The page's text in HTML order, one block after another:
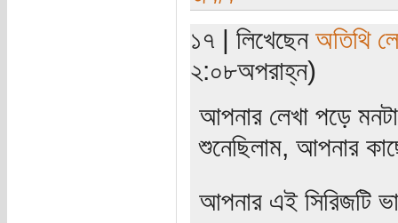
১৭ | লিখেছেন অতিথি
২:০৮অপরাহ্ন)
আপনার লেখা পড়ে
শুনেছিলাম, আপনার
আপনার এই সিরিজটি